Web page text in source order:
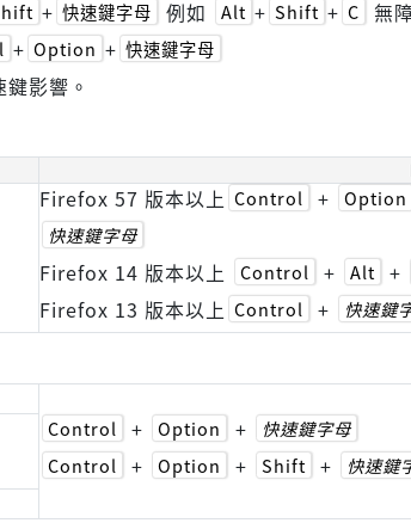
+ 快速鍵字母 例如 Alt + Shift + C
無
+ Option + 快速鍵字母
影響。
Firefox 57 版本以上 Control + Option
快速鍵字母
Firefox 14 版本以上 Control + Alt +
Firefox 13 版本以上 Control + 快速鍵
Control + Option +
快速鍵字母
Control
+ Option + Shift + 快速鍵